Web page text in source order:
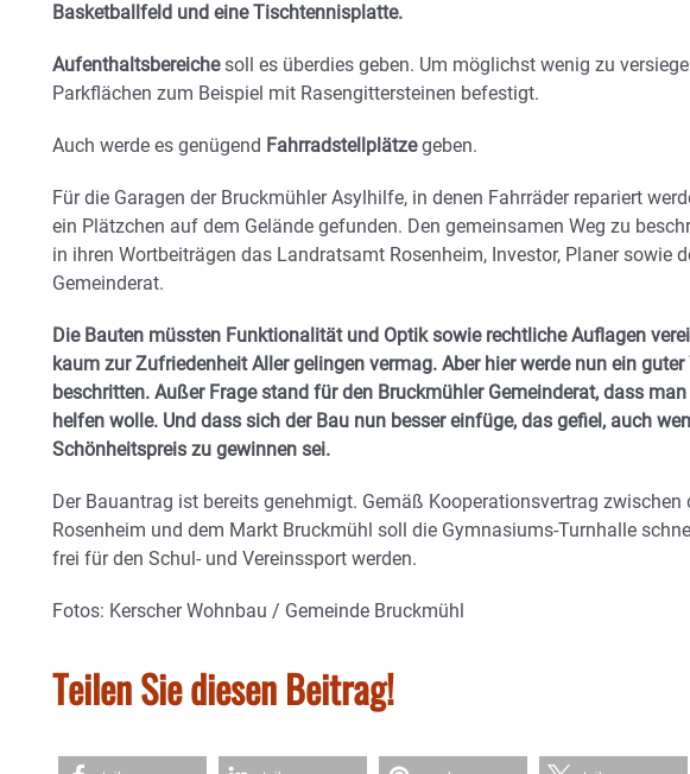
Basketballfeld und eine Tischtennisplatte.
Aufenthaltsbereichesoll es überdies geben. Um möglichst wenig zu
Parkflächen zum Beispiel mit Rasengittersteinen befestigt.
Auch werde es genügend Fahrradstellplätzegeben.
Für die Garagen der Bruckmühler Asylhilfe, in denen Fahrräder repariert
ein Plätzchen auf dem Gelände gefunden. Den gemeinsamen Weg zu
in ihren Wortbeiträgen das Landratsamt Rosenheim, Investor, Planer sowie
Gemeinderat.
Die Bauten müssten Funktionalität und Optik sowie rechtliche Auflagen
kaum zur Zufriedenheit Aller gelingen vermag. Aber hier werde nun ein
beschritten. Außer Frage stand für den Bruckmühler Gemeinderat, dass
helfen wolle. Und dass sich der Bau nun besser einfüge, das gefiel, auch
Schönheitspreis zu gewinnen sei.
Der Bauantrag ist bereits genehmigt. Gemäß Kooperationsvertrag zwischen
Rosenheim und dem Markt Bruckmühl soll die Gymnasiums-Turnhalle
frei für den Schul- und Vereinssport werden.
Fotos: Kerscher Wohnbau / Gemeinde Bruckmühl
Teilen Sie diesen Beitrag!